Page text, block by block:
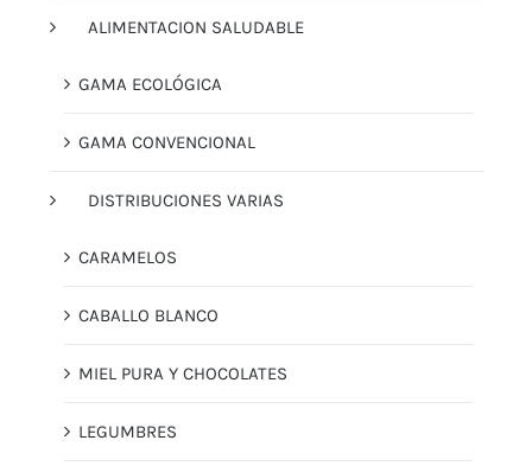
ALIMENTACION SALUDABLE
GAMA ECOLÓGICA
GAMA CONVENCIONAL
DISTRIBUCIONES VARIAS
CARAMELOS
CABALLO BLANCO
MIEL PURA Y CHOCOLATES
LEGUMBRES